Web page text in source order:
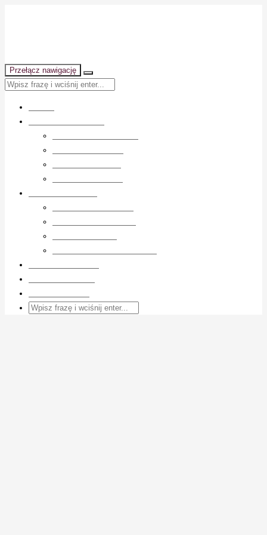
Przełącz nawigację
Najnowsze przepisy
Drinki na Brandy
Drinki na Rumie
Drinki na Wódce
Najlepsze drinki
Najwyżej oceniane
Najczęściej lubiane
Ulubione drinki
Najczęściej wyświetlane
Artykuły i porady
Nasza redakcja
Napisz do nas